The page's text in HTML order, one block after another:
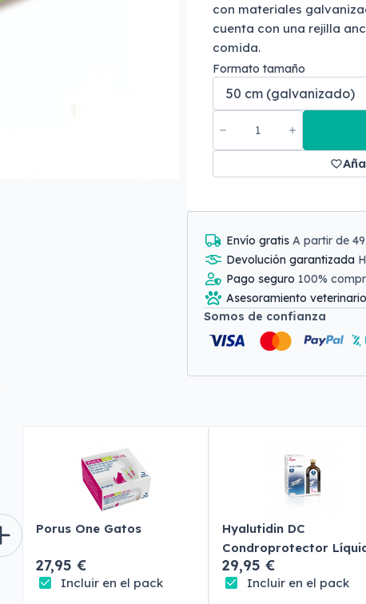
con materiales
cuenta con una rejilla
comida.
Formato tamaño
Envío gratis A partir de
Devolución garantizada
Pago seguro 100%
Asesoramiento
Somos de confianza
Porus One Gatos
27,95 €
Incluir en el pack
Hyalutidin DC
Condroprotector
Perros y Gatos
29,95 €
Incluir en el pack